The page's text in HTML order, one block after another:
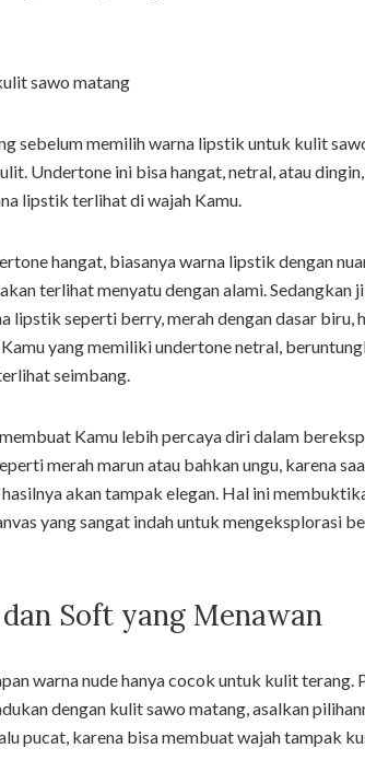
sebelum memilih warna lipstik untuk kulit
Undertone ini bisa hangat, netral, atau
lipstik terlihat di wajah Kamu.
hangat, biasanya warna lipstik dengan
terlihat menyatu dengan alami. Sedangkan
lipstik seperti berry, merah dengan dasar biru,
yang memiliki undertone netral,
seimbang.
Kamu lebih percaya diri dalam
merah marun atau bahkan ungu, karena
akan tampak elegan. Hal ini
yang sangat indah untuk mengeksplorasi
Soft yang Menawan
warna nude hanya cocok untuk kulit terang.
dengan kulit sawo matang, asalkan
pucat, karena bisa membuat wajah tampak